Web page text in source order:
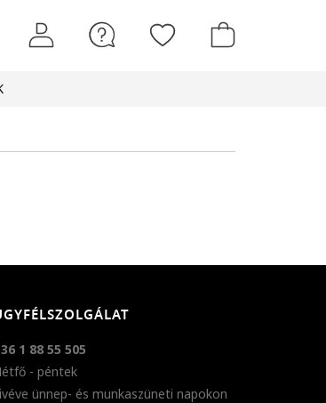
1 88 55 505
- péntek
ünnep- és munkaszüneti napokon